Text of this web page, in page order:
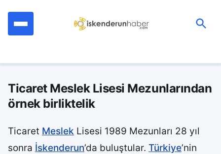
Ticaret Meslek Lisesi Mezunlarından
örnek birliktelik
Ticaret Meslek Lisesi 1989 Mezunları 28 yıl
sonra İskenderun’da buluştular. Türkiye’nin